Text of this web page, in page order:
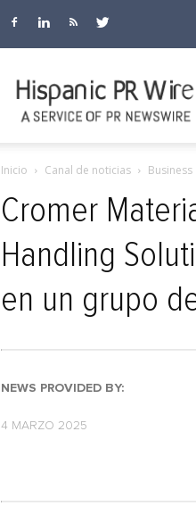
Inicio Canal de noticias Business
Cromer
Handling
en un grupo
NEWS PROVIDED BY:
4 MARZO 2025